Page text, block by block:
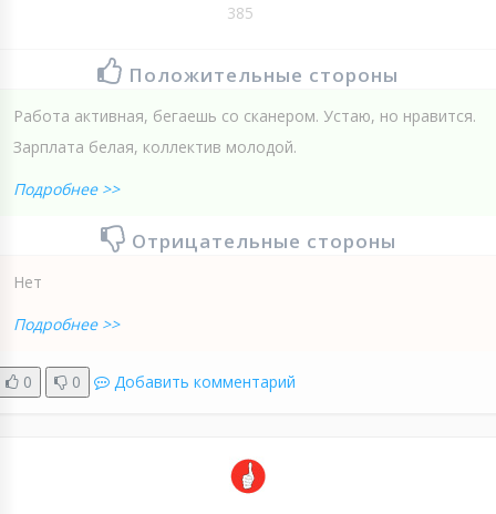
385
Положительные стороны
Работа активная, бегаешь со сканером. Устаю, но нравится.
Зарплата белая, коллектив молодой.
Подробнее >>
Отрицательные стороны
Нет
Подробнее >>
0 0 Добавить комментарий